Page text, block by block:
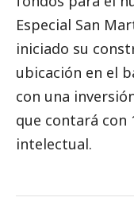
Especial San
iniciado su
ubicación en el
con una
que contará con
intelectual.